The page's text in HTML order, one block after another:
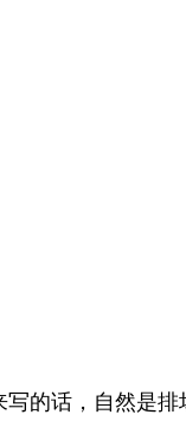
的话，自然是